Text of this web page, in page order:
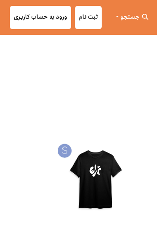
جستجو ثبت نام ورود به حساب کاربری